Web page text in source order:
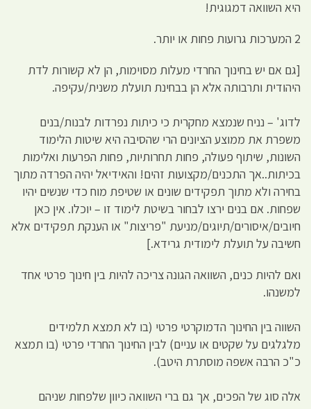
היא השוואה דמגוגית!
2 המערכות גרועות פחות או יותר.
[גם אם יש בחינוך החרדי מעלות מסוימות, הן לא קשורות לדת
היהודית ותרבותה אלא הן בבחינת תועלת משנית/עקיפה.
לדוג' – נניח שנמצא מחקרית כי כיתות נפרדות לבנות/בנים
משפרת את ממוצע הציונים הרי שהסיבה היא שיטות הלימוד
השונות, שיתוף פעולה, פחות תחרותיות, פחות הפרעות ואלימות
בכיתות..אך התכנים/מקצועות זהים! והאידיאל יהיה הפרדה מתוך
בחירה ולא מתוך תפקידים שונים או שטיפת מוח כדי שנשים יהיו
שפחות. אם בנים ירצו לבחור בשיטת לימוד זו – יוכלו. אין כאן
חיובים/איסורים/תיוגים/מניעת "פריצות" או הענקת תפקידים אלא
חשיבה על תועלת לימודית גרידא.]
ואם להיות כנים, השוואה הגונה צריכה להיות בין חינוך פרטי אחד
למשנהו.
השווה בין החינוך הדמוקרטי פרטי (בו לא תמצא תלמידים
מלגלגים על שקטים או עניים) לבין החינוך החרדי פרטי (בו תמצא
כ"כ הרבה אשפה מוסתרת היטב).
אלה סוג של הפכים, אך גם ברי השוואה כיוון שלפחות שניהם